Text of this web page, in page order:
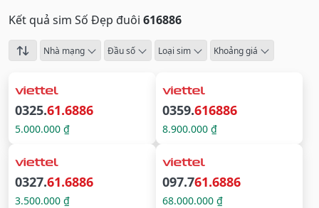
Kết quả sim Số Đẹp đuôi 616886
Nhà mạng Đầu số Loại sim Khoảng giá
0325.61.6886
5.000.000 ₫
0359.616886
8.900.000 ₫
0327.61.6886
3.500.000 ₫
097.761.6886
68.000.000 ₫